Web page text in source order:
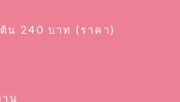
น 240 บาท (ราคา)
น